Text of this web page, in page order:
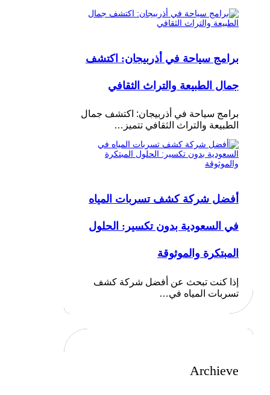
برامج سياحة في أذربيجان: اكتشف
جمال الطبيعة والتراث الثقافي
برامج سياحة في أذربيجان: اكتشف جمال
الطبيعة والتراث الثقافي تتميز…
أفضل شركة كشف تسربات المياه
في السعودية بدون تكسير: الحلول
المبتكرة والموثوقة
إذا كنت تبحث عن أفضل شركة كشف
تسربات المياه في…
Archieve